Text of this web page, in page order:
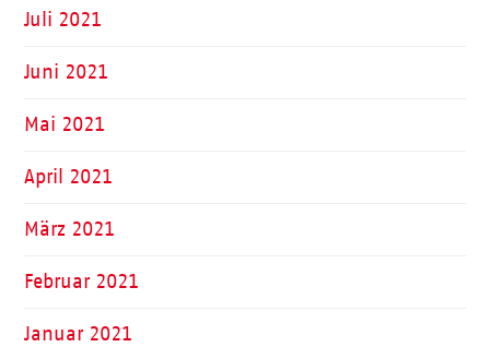
Juli 2021
Juni 2021
Mai 2021
April 2021
März 2021
Februar 2021
Januar 2021